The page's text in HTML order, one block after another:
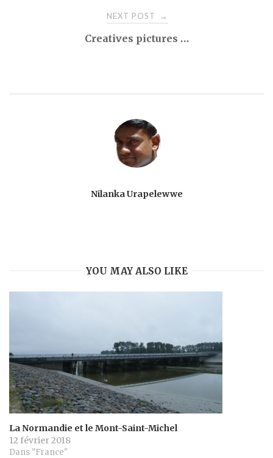
NEXT POST →
Creatives pictures …
Nilanka Urapelewwe
YOU MAY ALSO LIKE
La Normandie et le Mont-Saint-Michel
12 février 2018
Dans "France"